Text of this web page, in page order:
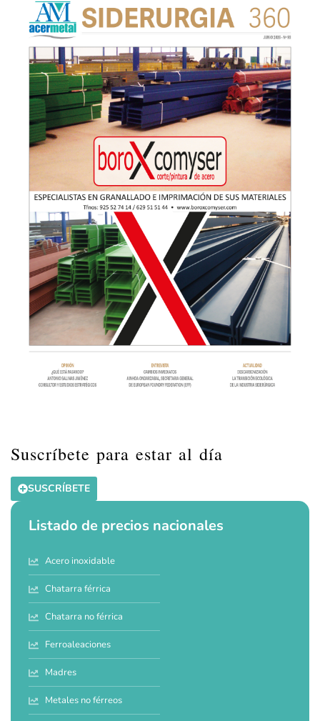
Suscríbete para estar al día
SUSCRÍBETE
Listado de precios nacionales
Acero inoxidable
Chatarra férrica
Chatarra no férrica
Ferroaleaciones
Madres
Metales no férreos